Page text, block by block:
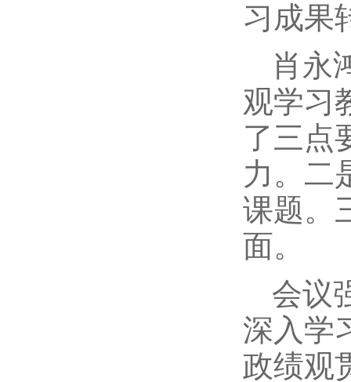
习成果
肖永
观学习
了三点
力。二
课题。
面。
会议
深入学
政绩观